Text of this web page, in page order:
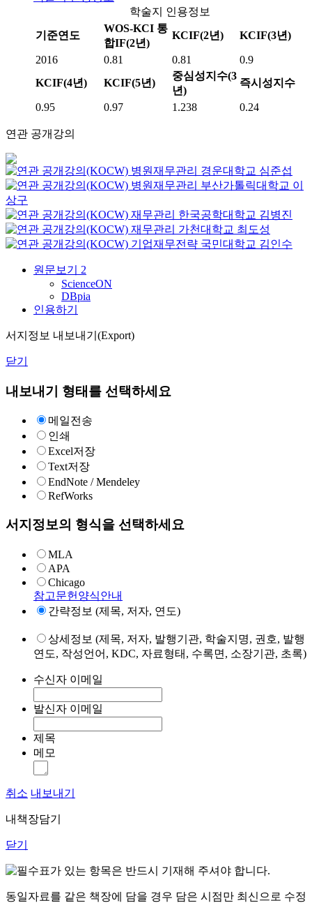
학술지 인용정보
기준연도
WOS-KCI 통
합IF(2년)
KCIF(2년) KCIF(3년)
2016 0.81 0.81
0.9
KCIF(4년)
KCIF(5년)
중심성지수(3
년)
즉시성지수
0.95 0.97 1.238 0.24
연관 공개강의
병원재무관리 경운대학교 심준섭
병원재무관리 부산가톨릭대학교 이
상구
재무관리 한국공학대학교 김병진
재무관리 가천대학교 최도성
기업재무전략 국민대학교 김인수
원문보기 2
ScienceON
DBpia
인용하기
서지정보 내보내기(Export)
닫기
내보내기 형태를 선택하세요
메일전송
인쇄
Excel저장
Text저장
EndNote / Mendeley
RefWorks
서지정보의 형식을 선택하세요
MLA
APA
Chicago
참고문헌양식안내
간략정보 (제목, 저자, 연도)
상세정보 (제목, 저자, 발행기관, 학술지명, 권호, 발행
연도, 작성언어, KDC, 자료형태, 수록면, 소장기관, 초록)
수신자 이메일
발신자 이메일
제목
메모
취소 내보내기
내책장담기
닫기
표가 있는 항목은 반드시 기재해 주셔야 합니다.
동일자료를 같은 책장에 담을 경우 담은 시점만 최신으로 수정